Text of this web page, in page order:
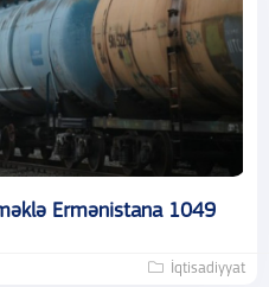
Ermənistana 1049
İqtisadiyyat